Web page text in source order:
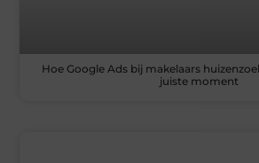
Hoe Google Ads bij makelaars
juiste moment